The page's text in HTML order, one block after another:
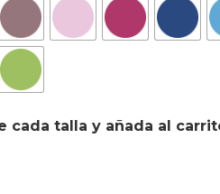
cada talla y añada al